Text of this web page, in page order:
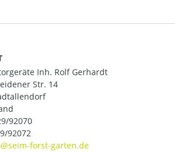
Inh. Rolf Gerhardt
Str. 14
92070
92072